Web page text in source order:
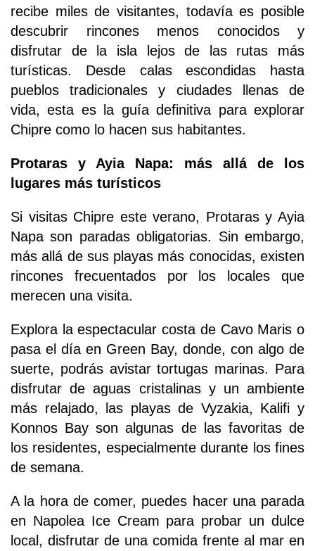
recibe miles de visitantes, todavía es posible
descubrir rincones menos conocidos y
disfrutar de la isla lejos de las rutas más
turísticas. Desde calas escondidas hasta
pueblos tradicionales y ciudades llenas de
vida, esta es la guía definitiva para explorar
Chipre como lo hacen sus habitantes.
Protaras y Ayia Napa: más allá de los
lugares más turísticos
Si visitas Chipre este verano, Protaras y Ayia
Napa son paradas obligatorias. Sin embargo,
más allá de sus playas más conocidas, existen
rincones frecuentados por los locales que
merecen una visita.
Explora la espectacular costa de Cavo Maris o
pasa el día en Green Bay, donde, con algo de
suerte, podrás avistar tortugas marinas. Para
disfrutar de aguas cristalinas y un ambiente
más relajado, las playas de Vyzakia, Kalifi y
Konnos Bay son algunas de las favoritas de
los residentes, especialmente durante los fines
de semana.
A la hora de comer, puedes hacer una parada
en Napolea Ice Cream para probar un dulce
local, disfrutar de una comida frente al mar en